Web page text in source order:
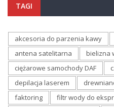
TAGI
akcesoria do parzenia kawy
antena satelitarna
bielizna
ciężarowe samochody DAF
depilacja laserem
faktoring
filtr wody do